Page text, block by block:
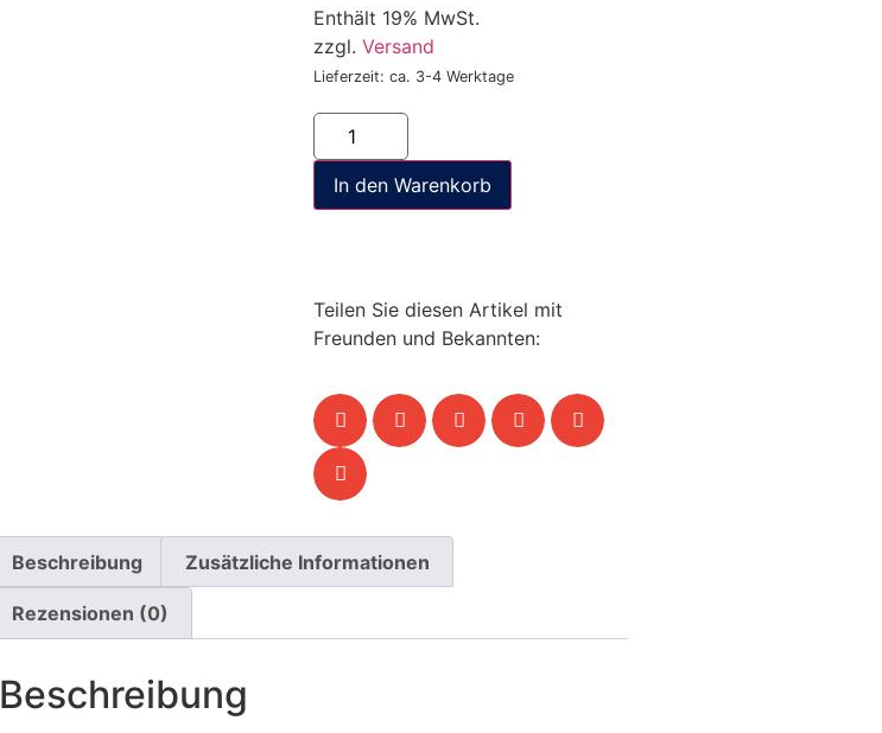
Enthält 19% MwSt.
zzgl. Versand
Lieferzeit: ca. 3-4 Werktage
In den Warenkorb
Teilen Sie diesen Artikel mit
Freunden und Bekannten:
Beschreibung Zusätzliche Informationen
Rezensionen (0)
Beschreibung